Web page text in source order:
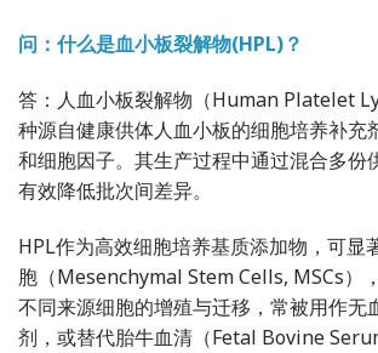
问：什么是血小板裂解物(HPL)？
答：人血小板裂解物（Human Platelet
种源自健康供体人血小板的细胞培养补充
和细胞因子。其生产过程中通过混合多份
有效降低批次间差异。
HPL作为高效细胞培养基质添加物，可显
胞（Mesenchymal Stem Cells, MSCs）
不同来源细胞的增殖与迁移，常被用作无
剂，或替代胎牛血清（Fetal Bovine